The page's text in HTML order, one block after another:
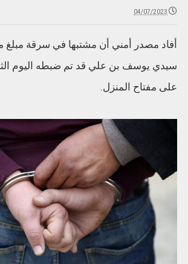
04/07/2023
أفاد مصدر أمني أن مشتبها في سرقة مبلغ
سيدي يوسف بن علي قد تم ضبطه اليوم
على مفتاح المنزل.